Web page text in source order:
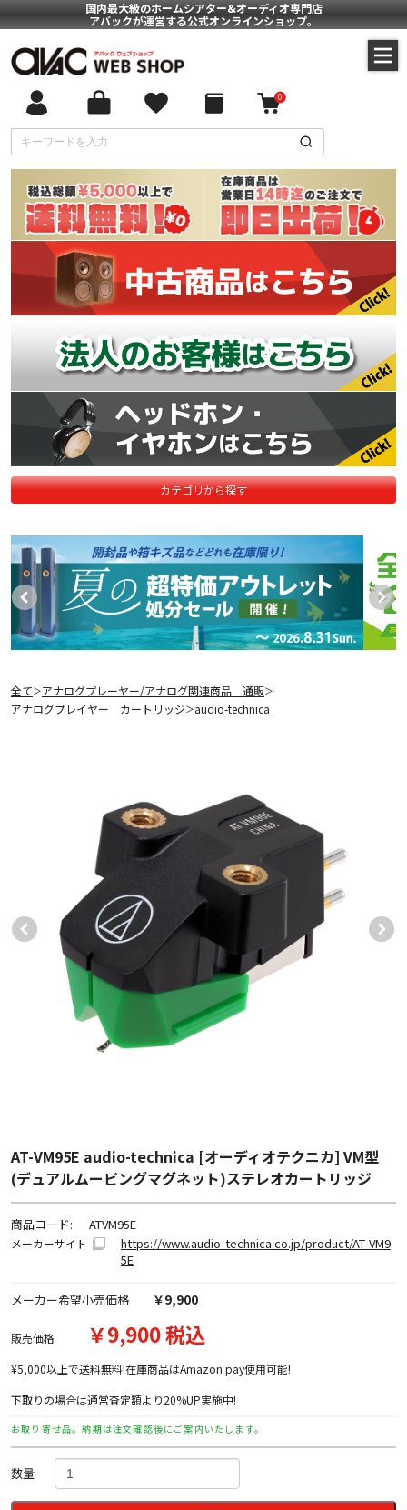
国内最大級のホームシアター&オーディオ専門店
アバックが運営する公式オンラインショップ。
0
カテゴリから探す
全て＞アナログプレーヤー/アナログ関連商品 通販＞
アナログプレイヤー カートリッジ＞audio-technica
AT-VM95E audio-technica [オーディオテクニカ] VM型
(デュアルムービングマグネット)ステレオカートリッジ
商品コード: ATVM95E
メーカーサイト
https://www.audio-technica.co.jp/product/AT-VM9
5E
メーカー希望小売価格 ￥9,900
販売価格 ￥9,900 税込
¥5,000以上で送料無料!在庫商品はAmazon pay使用可能!
下取りの場合は通常査定額より20%UP実施中!
お取り寄せ品。納期は注文確認後にご案内いたします。
数量